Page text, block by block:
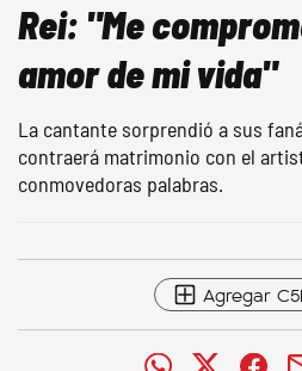
Rei: "Me
amor de mi vida"
La cantante sorprendió a sus
contraerá matrimonio con el
conmovedoras palabras.
Agregar